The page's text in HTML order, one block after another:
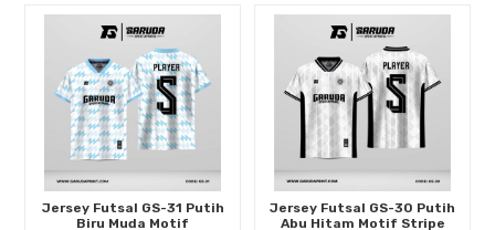
Jersey Futsal GS-31 Putih
Biru Muda Motif
Jersey Futsal GS-30 Putih
Abu Hitam Motif Stripe